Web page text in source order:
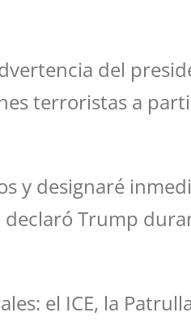
del
terroristas a
y designaré
Trump
el ICE, la